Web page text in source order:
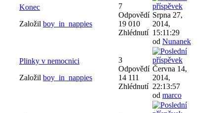
Konec
Založil boy_in_nappies
7
Odpovědí
19 010
Zhlédnutí
Srpna 27,
2014,
15:11:29
od Nunanek
Plinky v nemocnici
Založil boy_in_nappies
3
Odpovědí
14 111
Zhlédnutí
Června 14,
2014,
22:13:57
od marco